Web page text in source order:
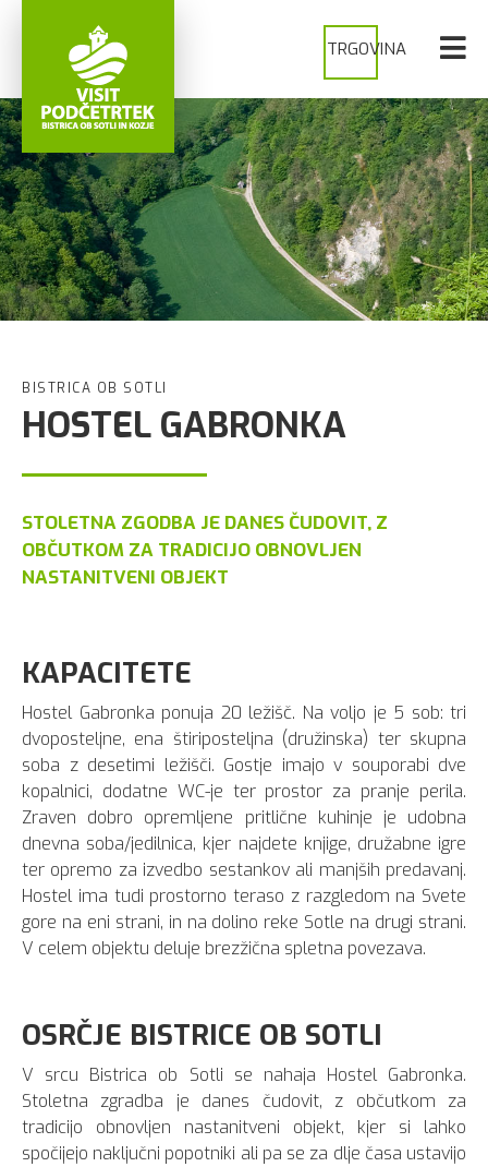
TRGOVINA
BISTRICA OB SOTLI
HOSTEL GABRONKA
STOLETNA ZGODBA JE DANES ČUDOVIT, Z
OBČUTKOM ZA TRADICIJO OBNOVLJEN
NASTANITVENI OBJEKT
KAPACITETE
Hostel Gabronka ponuja 20 ležišč. Na voljo je 5 sob: tri
dvoposteljne, ena štiriposteljna (družinska) ter skupna
soba z desetimi ležišči. Gostje imajo v souporabi dve
kopalnici, dodatne WC-je ter prostor za pranje perila.
Zraven dobro opremljene pritlične kuhinje je udobna
dnevna soba/jedilnica, kjer najdete knjige, družabne igre
ter opremo za izvedbo sestankov ali manjših predavanj.
Hostel ima tudi prostorno teraso z razgledom na Svete
gore na eni strani, in na dolino reke Sotle na drugi strani.
V celem objektu deluje brezžična spletna povezava.
OSRČJE BISTRICE OB SOTLI
V srcu Bistrica ob Sotli se nahaja Hostel Gabronka.
Stoletna zgradba je danes čudovit, z občutkom za
tradicijo obnovljen nastanitveni objekt, kjer si lahko
spočijejo naključni popotniki ali pa se za dlje časa ustavijo